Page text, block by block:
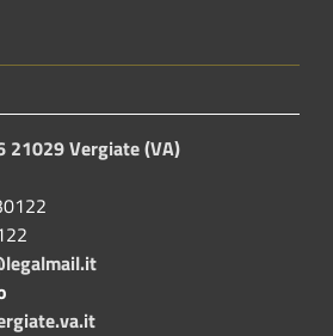
21029 Vergiate (VA)